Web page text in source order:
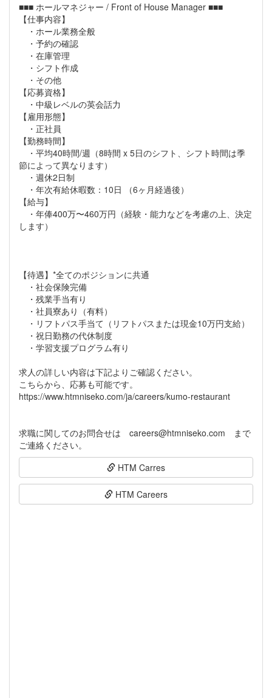
■■■ ホールマネジャー / Front of House Manager ■■■
【仕事内容】
・ホール業務全般
・予約の確認
・在庫管理
・シフト作成
・その他
【応募資格】
・中級レベルの英会話力
【雇用形態】
・正社員
【勤務時間】
・平均40時間/週（8時間 x 5日のシフト、シフト時間は季
節によって異なります）
・週休2日制
・年次有給休暇数：10日 （6ヶ月経過後）
【給与】
・年俸400万〜460万円（経験・能力などを考慮の上、決定
します）
【待遇】*全てのポジションに共通
・社会保険完備
・残業手当有り
・社員寮あり（有料）
・リフトパス手当て（リフトパスまたは現金10万円支給）
・祝日勤務の代休制度
・学習支援プログラム有り
求人の詳しい内容は下記よりご確認ください。
こちらから、応募も可能です。
https://www.htmniseko.com/ja/careers/kumo-restaurant
求職に関してのお問合せは careers@htmniseko.com まで
HTM Carres
HTM Careers